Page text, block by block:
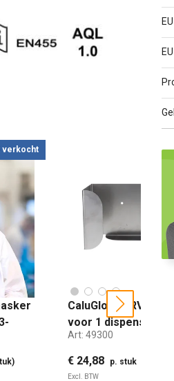
verkocht
CaluGloves RVS
voor 1 dispenser
253x112x125mm
Art: 49300
€ 24,88 p. stuk
Excl. BTW
next